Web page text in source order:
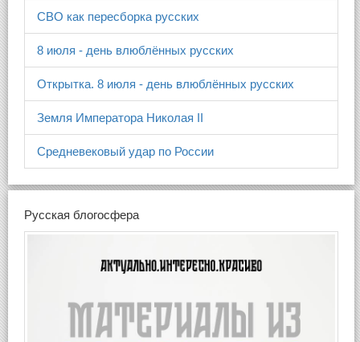
СВО как пересборка русских
8 июля - день влюблённых русских
Открытка. 8 июля - день влюблённых русских
Земля Императора Николая II
Средневековый удар по России
Русская блогосфера